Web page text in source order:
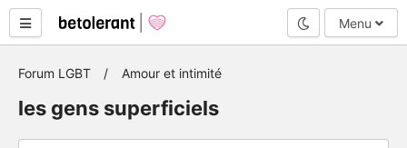
Mode nuit
Menu
Forum LGBT Amour et intimité
les gens superficiels